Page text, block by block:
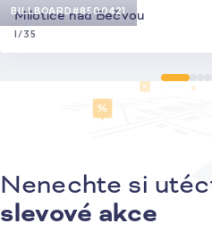
BILLBOARD#8500421
Milotice nad Bečvou
I/35
Přihlášení k odběru
Nenechte si
slevové akce